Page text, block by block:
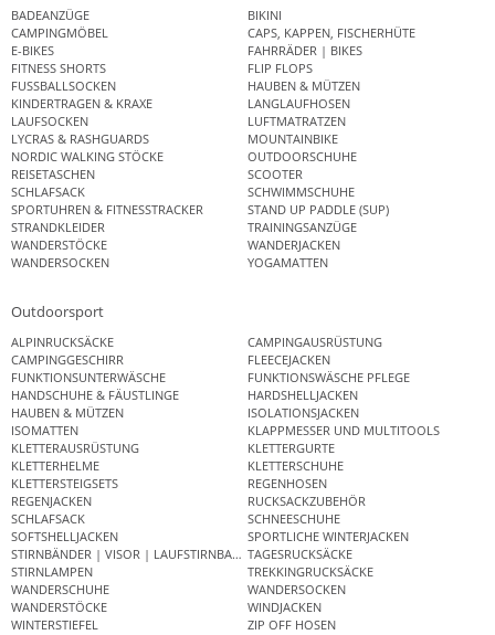
BADEANZÜGE
BIKINI
CAMPINGMÖBEL
CAPS, KAPPEN, FISCHERHÜTE
E-BIKES
FAHRRÄDER | BIKES
FITNESS SHORTS
FLIP FLOPS
FUSSBALLSOCKEN
HAUBEN & MÜTZEN
KINDERTRAGEN & KRAXE
LANGLAUFHOSEN
LAUFSOCKEN
LUFTMATRATZEN
LYCRAS & RASHGUARDS
MOUNTAINBIKE
NORDIC WALKING STÖCKE
OUTDOORSCHUHE
REISETASCHEN
SCOOTER
SCHLAFSACK
SCHWIMMSCHUHE
SPORTUHREN & FITNESSTRACKER
STAND UP PADDLE (SUP)
STRANDKLEIDER
TRAININGSANZÜGE
WANDERSTÖCKE
WANDERJACKEN
WANDERSOCKEN
YOGAMATTEN
Outdoorsport
ALPINRUCKSÄCKE
CAMPINGAUSRÜSTUNG
CAMPINGGESCHIRR
FLEECEJACKEN
FUNKTIONSUNTERWÄSCHE
FUNKTIONSWÄSCHE PFLEGE
HANDSCHUHE & FÄUSTLINGE
HARDSHELLJACKEN
HAUBEN & MÜTZEN
ISOLATIONSJACKEN
ISOMATTEN
KLAPPMESSER UND MULTITOOLS
KLETTERAUSRÜSTUNG
KLETTERGURTE
KLETTERHELME
KLETTERSCHUHE
KLETTERSTEIGSETS
REGENHOSEN
REGENJACKEN
RUCKSACKZUBEHÖR
SCHLAFSACK
SCHNEESCHUHE
SOFTSHELLJACKEN
SPORTLICHE WINTERJACKEN
STIRNBÄNDER | VISOR | LAUFSTIRNBANDTAGESRUCKSÄCKE
STIRNLAMPEN
TREKKINGRUCKSÄCKE
WANDERSCHUHE
WANDERSOCKEN
WANDERSTÖCKE
WINDJACKEN
WINTERSTIEFEL
ZIP OFF HOSEN